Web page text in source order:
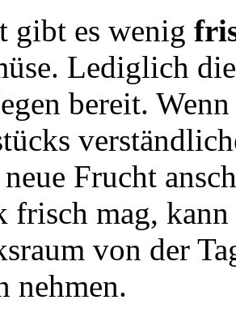
gibt es wenig
Lediglich
bereit.
Frucht
frisch mag,
von der
nehmen.